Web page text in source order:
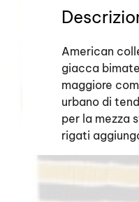
American
giacca
maggiore
urbano di
per la mezza
rigati